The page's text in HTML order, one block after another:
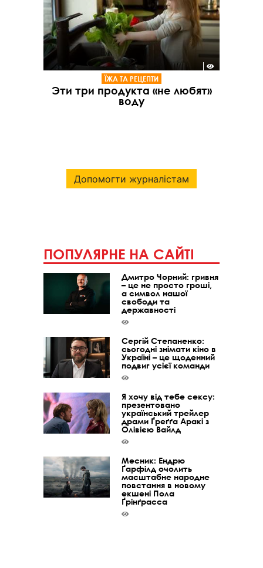
ЇЖА ТА РЕЦЕПТИ
Эти три продукта «не любят»
воду
Допомогти журналістам
ПОПУЛЯРНЕ НА САЙТІ
Дмитро Чорний: гривня
– це не просто гроші,
а символ нашої
свободи та
державності
Сергій Степаненко:
сьогодні знімати кіно в
Україні – це щоденний
подвиг усієї команди
Я хочу від тебе сексу:
презентовано
український трейлер
драми Ґреґґа Аракі з
Олівією Вайлд
Месник: Ендрю
Ґарфілд очолить
масштабне народне
повстання в новому
екшені Пола
Ґрінґрасса